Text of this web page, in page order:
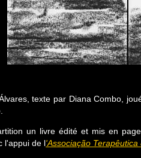
texte par Diana Combo,
un livre édité et mis en
l'appui de l'Associação Terapêutica